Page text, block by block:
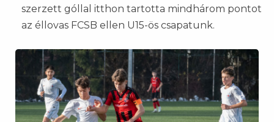
szerzett góllal itthon tartotta mindhárom pontot
az éllovas FCSB ellen U15-ös csapatunk.